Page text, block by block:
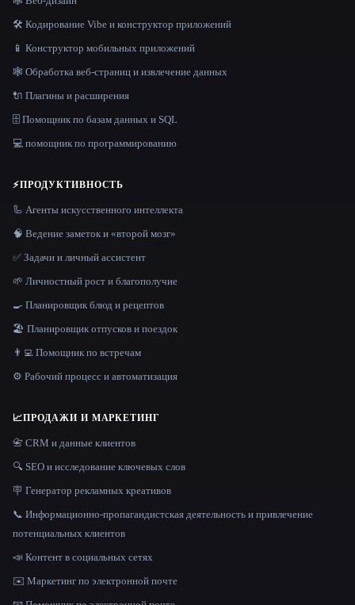
🛠️ Кодирование Vibe и конструктор приложений
📱 Конструктор мобильных приложений
🕸️ Обработка веб-страниц и извлечение данных
🔌 Плагины и расширения
🗄️ Помощник по базам данных и SQL
💻 помощник по программированию
⚡ПРОДУКТИВНОСТЬ
🦾 Агенты искусственного интеллекта
🧠 Ведение заметок и «второй мозг»
✅ Задачи и личный ассистент
🌱 Личностный рост и благополучие
🍳 Планировщик блюд и рецептов
🏖 Планировщик отпусков и поездок
👨‍💻 Помощник по встречам
⚙️ Рабочий процесс и автоматизация
📈ПРОДАЖИ И МАРКЕТИНГ
📇 CRM и данные клиентов
🔍 SEO и исследование ключевых слов
🪧 Генератор рекламных креативов
📞 Информационно-пропагандистская деятельность и привлечение
потенциальных клиентов
📣 Контент в социальных сетях
✉️ Маркетинг по электронной почте